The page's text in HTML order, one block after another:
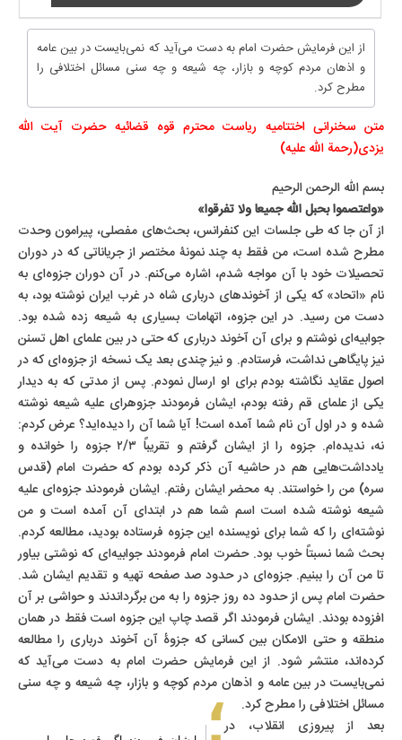
از این فرمایش حضرت امام به دست می‌آید که نمی‌بایست در بین عامه
و اذهان مردم کوچه و بازار، چه شیعه و چه سنی مسائل اختلافی را
مطرح کرد.
متن سخنرانی اختتامیه ریاست محترم قوه قضائیه حضرت آیت الله
یزدی(رحمة الله علیه)
بسم الله الرحمن الرحیم
«واعتصموا بحبل الله جمیعا ولا تفرقوا»
از آن جا که طی جلسات این کنفرانس، بحث‌های مفصلی، پیرامون وحدت
مطرح شده است، من فقط به چند نمونۀ مختصر از جریاناتی که در دوران
تحصیلات خود با آن مواجه شدم، اشاره می‌کنم. در آن دوران جزوه‌ای به
نام «اتحاد» که یکی از آخوندهای درباری شاه در غرب ایران نوشته بود، به
دست من رسید. در این جزوه، اتهامات بسیاری به شیعه زده شده بود.
جوابیه‌ای نوشتم و برای آن آخوند درباری که حتی در بین علمای اهل تسنن
نیز پایگاهی نداشت، فرستادم. و نیز چندی بعد یک نسخه از جزوه‌ای که در
اصول عقاید نگاشته بودم برای او ارسال نمودم. پس از مدتی که به دیدار
یکی از علمای قم رفته بودم، ایشان فرمودند جزوهرای علیه شیعه نوشته
شده و در اول آن نام شما آمده است! آیا شما آن را دیده‌اید؟ عرض کردم:
نه، ندیده‌ام. جزوه را از ایشان گرفتم و تقریباً ۲/۳ جزوه را خوانده و
یادداشت‌هایی هم در حاشیه آن ذکر کرده بودم که حضرت امام (قدس
سره) من را خواستند. به محضر ایشان رفتم. ایشان فرمودند جزوه‌ای علیه
شیعه نوشته شده است اسم شما هم در ابتدای آن آمده است و من
نوشته‌ای را که شما برای نویسنده این جزوه فرستاده بودید، مطالعه کردم.
بحث شما نسبتاً خوب بود. حضرت امام فرمودند جوابیه‌ای که نوشتی بیاور
تا من آن را ببنیم. جزوه‌ای در حدود صد صفحه تهیه و تقدیم ایشان شد.
حضرت امام پس از حدود ده روز جزوه را به من برگرداندند و حواشی بر آن
افزوده بودند. ایشان فرمودند اگر قصد چاپ این جزوه است فقط در همان
منطقه و حتی الامکان بین کسانی که جزوۀ آن آخوند درباری را مطالعه
کرده‌اند، منتشر شود. از این فرمایش حضرت امام به دست می‌آید که
نمی‌بایست در بین عامه و اذهان مردم کوچه و بازار، چه شیعه و چه سنی
مسائل اختلافی را مطرح کرد.
بعد از پیروزی انقلاب، در